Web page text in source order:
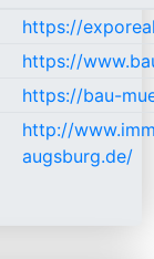
https://
https://
https://bau-
http://
augsburg.de/